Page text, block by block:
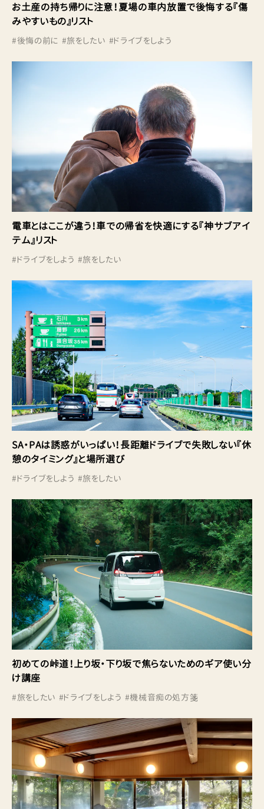
お土産の持ち帰りに注意！夏場の車内放置で後悔する『傷
みやすいもの』リスト
#後悔の前に #旅をしたい #ドライブをしよう
電車とはここが違う！車での帰省を快適にする『神サブアイ
テム』リスト
#ドライブをしよう #旅をしたい
SA・PAは誘惑がいっぱい！長距離ドライブで失敗しない『休
憩のタイミング』と場所選び
#ドライブをしよう #旅をしたい
初めての峠道！上り坂・下り坂で焦らないためのギア使い分
け講座
#旅をしたい #ドライブをしよう #機械音痴の処方箋